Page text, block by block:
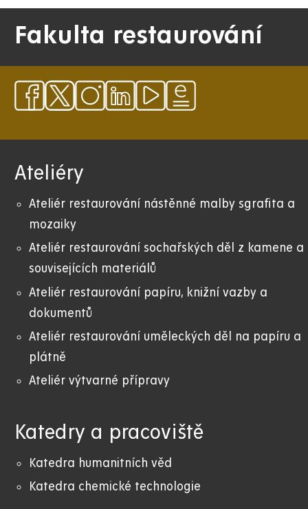
Fakulta restaurování
Ateliéry
Ateliér restaurování nástěnné malby sgrafita a
mozaiky
Ateliér restaurování sochařských děl z kamene a
souvisejících materiálů
Ateliér restaurování papíru, knižní vazby a
dokumentů
Ateliér restaurování uměleckých děl na papíru a
plátně
Ateliér výtvarné přípravy
Katedry a pracoviště
Katedra humanitních věd
Katedra chemické technologie